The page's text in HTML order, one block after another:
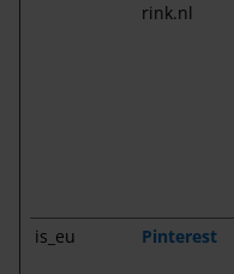
rink.nl
is_eu Pinterest